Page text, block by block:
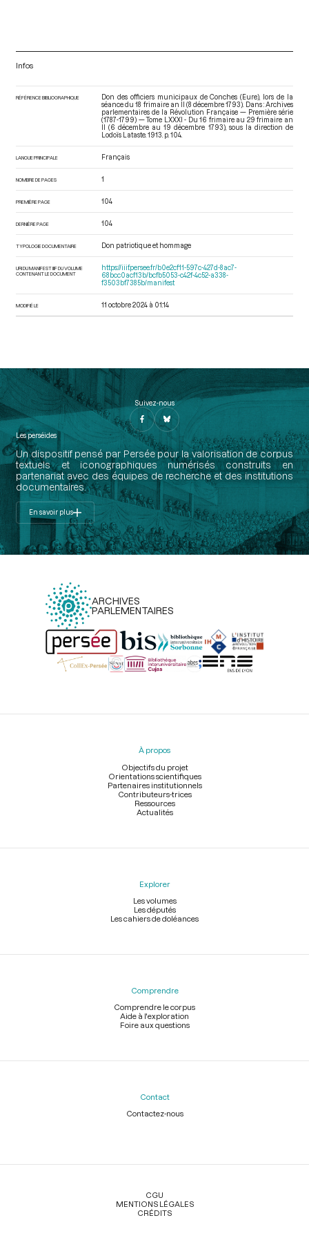
Infos
RÉFÉRENCE BIBLIOGRAPHIQUE
Don des officiers municipaux de Conches (Eure), lors de la
séance du 18 frimaire an II (8 décembre 1793). Dans : Archives
parlementaires de la Révolution Française — Première série
(1787-1799) — Tome LXXXI - Du 16 frimaire au 29 frimaire an
II (6 décembre au 19 décembre 1793), sous la direction de
Lodoïs Lataste. 1913. p. 104.
LANGUE PRINCIPALE Français
NOMBRE DE PAGES 1
PREMIÈRE PAGE 104
DERNIÈRE PAGE 104
TYPOLOGIE DOCUMENTAIRE Don patriotique et hommage
URI DU MANIFEST IIIF DU VOLUME
CONTENANT LE DOCUMENT
https://iiif.persee.fr/b0e2cf11-597c-427d-8ac7-
68bcc0acf13b/bcfb5053-c42f-4c52-a338-
f3503bf7385b/manifest
MODIFIÉ LE 11 octobre 2024 à 01:14
Suivez-nous
Les perséides
Un dispositif pensé par Persée pour la valorisation de corpus
textuels et iconographiques numérisés construits en
partenariat avec des équipes de recherche et des institutions
documentaires.
En savoir plus
ARCHIVES
PARLEMENTAIRES
Menu
À propos
Objectifs du projet
Orientations scientifiques
Partenaires institutionnels
Contributeurs-trices
Ressources
Actualités
Explorer
Les volumes
Les députés
Les cahiers de doléances
Comprendre
Comprendre le corpus
Aide à l'exploration
Foire aux questions
Contact
Contactez-nous
Légal
CGU
MENTIONS LÉGALES
CRÉDITS